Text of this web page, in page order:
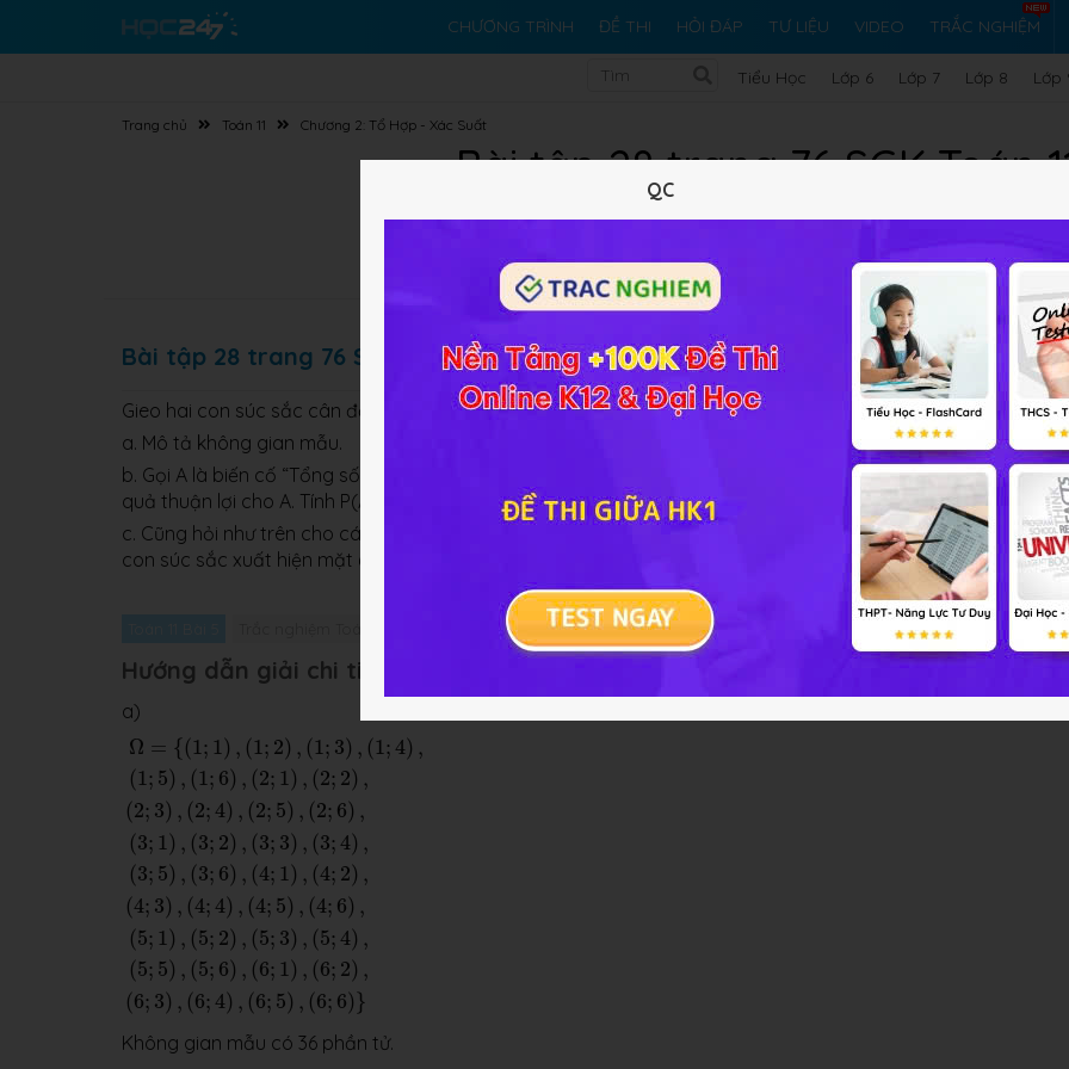
CHƯƠNG TRÌNH ĐỀ THI HỎI ĐÁP TƯ LIỆU VIDEO TRẮC NGHIỆM
Tiểu Học Lớp 6 Lớp 7 Lớp 8 Lớp
Trang chủ Toán 11 Chương 2: Tổ Hợp - Xác Suất
Bài tập 28 trang 76 SGK Toán
11 trắc nghiệm
Lý thuyết 11Trắc nghiệm 35BT SGK 388FAQ
Bài tập 28 trang 76 SGK Toán 11 NC
Gieo hai con súc sắc cân đối.
a. Mô tả không gian mẫu.
b. Gọi A là biến cố “Tổng số chấm trên mặt xuất hiện của hai con súc sắc nhỏ hơn hoặc bằng 7”. Liệt kê các
quả thuận lợi cho A. Tính P(A).
c. Cũng hỏi như trên cho các biến cố B: “Có ít nhất một con súc sắc xuất hiện mặt 6 chấm” và C “Có đúng
con súc sắc xuất hiện mặt 6 chấm”.
Giải bài tập Toán 11 Bài 5
Hướng dẫn giải chi tiết
a)
Ω = { (1; 1) , (1; 2) , (1; 3) , (1; 4) ,
(1; 5) , (1; 6) , (2; 1) , (2; 2) ,
(2; 3) , (2; 4) , (2; 5) , (2; 6) ,
(3; 1) , (3; 2) , (3; 3) , (3; 4) ,
(3; 5) , (3; 6) , (4; 1) , (4; 2) ,
(4; 3) , (4; 4) , (4; 5) , (4; 6) ,
(5; 1) , (5; 2) , (5; 3) , (5; 4) ,
(5; 5) , (5; 6) , (6; 1) , (6; 2) ,
(6; 3) , (6; 4) , (6; 5) , (6; 6) }
Ω= 1), 1; 2 (1 3),( ;4 (1; ),( 6)
Không gian mẫu có 36 phần tử.
QC